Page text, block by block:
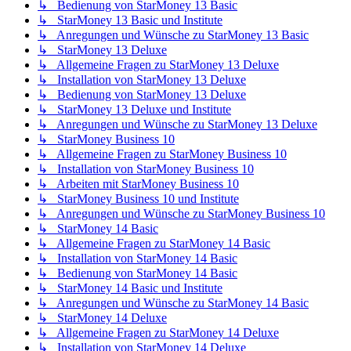
↳ Bedienung von StarMoney 13 Basic
↳ StarMoney 13 Basic und Institute
↳ Anregungen und Wünsche zu StarMoney 13 Basic
↳ StarMoney 13 Deluxe
↳ Allgemeine Fragen zu StarMoney 13 Deluxe
↳ Installation von StarMoney 13 Deluxe
↳ Bedienung von StarMoney 13 Deluxe
↳ StarMoney 13 Deluxe und Institute
↳ Anregungen und Wünsche zu StarMoney 13 Deluxe
↳ StarMoney Business 10
↳ Allgemeine Fragen zu StarMoney Business 10
↳ Installation von StarMoney Business 10
↳ Arbeiten mit StarMoney Business 10
↳ StarMoney Business 10 und Institute
↳ Anregungen und Wünsche zu StarMoney Business 10
↳ StarMoney 14 Basic
↳ Allgemeine Fragen zu StarMoney 14 Basic
↳ Installation von StarMoney 14 Basic
↳ Bedienung von StarMoney 14 Basic
↳ StarMoney 14 Basic und Institute
↳ Anregungen und Wünsche zu StarMoney 14 Basic
↳ StarMoney 14 Deluxe
↳ Allgemeine Fragen zu StarMoney 14 Deluxe
↳ Installation von StarMoney 14 Deluxe